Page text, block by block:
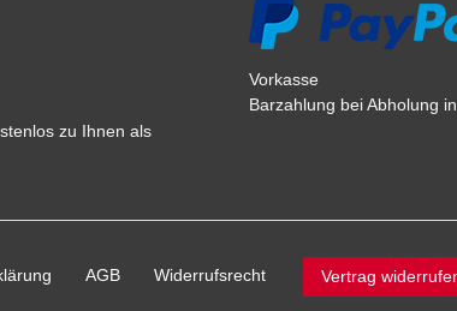
zu Ihnen als
Vorkasse
Barzahlung bei Abholung
AGB Widerrufs­recht Vertrag